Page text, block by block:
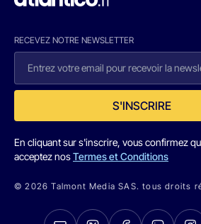
RECEVEZ NOTRE NEWSLETTER
S'INSCRIRE
En cliquant sur s'inscrire, vous confirmez
acceptez nosTermes et Conditions
© 2026 Talmont Media SAS. tous droits